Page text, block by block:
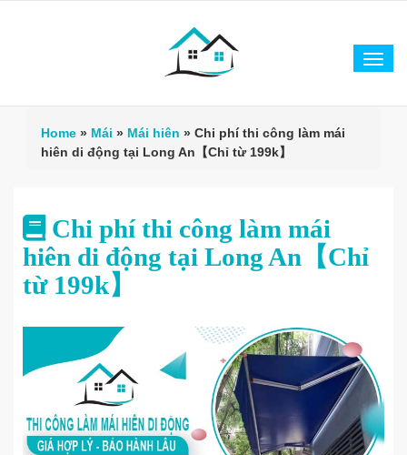
Home » Mái » Mái hiên » Chi phí thi công làm mái
hiên di động tại Long An【Chỉ từ 199k】
Chi phí thi công làm mái
hiên di động tại Long An【Chỉ
từ 199k】